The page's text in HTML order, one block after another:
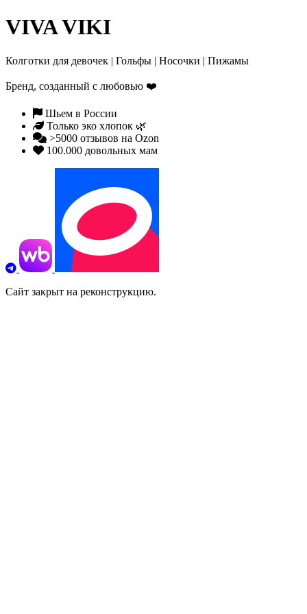
VIVA VIKI
Колготки для девочек | Гольфы | Носочки | Пижамы
Бренд, созданный с любовью ❤️
Шьем в России
Только эко хлопок 🌿
>5000 отзывов на Ozon
100.000 довольных мам
Сайт закрыт на реконструкцию.